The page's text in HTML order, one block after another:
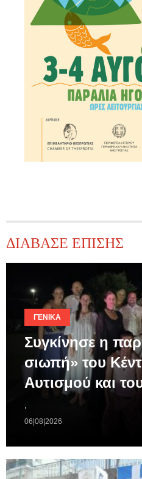
ΔΙΑΒΑΣΕ ΕΠΙΣΗΣ
ΓΕΝΙΚΆ
Συγκίνησε η
σιωπή» του
Αυτισμού και
.
06|08|2026